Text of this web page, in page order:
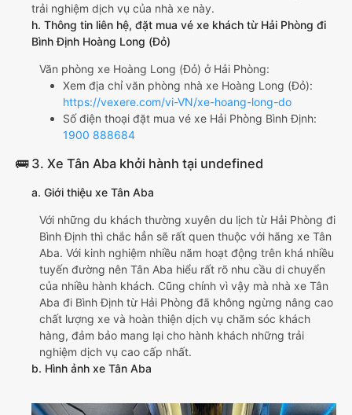
trải nghiệm dịch vụ của nhà xe này.
h. Thông tin liên hệ, đặt mua vé xe khách từ Hải Phòng đi
Bình Định Hoàng Long (Đỏ)
Văn phòng xe Hoàng Long (Đỏ) ở Hải Phòng:
Xem địa chỉ văn phòng nhà xe Hoàng Long (Đỏ):
https://vexere.com/vi-VN/xe-hoang-long-do
Số điện thoại đặt mua vé xe Hải Phòng Bình Định:
1900 888684
🚌 3. Xe Tân Aba khởi hành tại undefined
a. Giới thiệu xe Tân Aba
Với những du khách thường xuyên du lịch từ Hải Phòng đi
Bình Định thì chắc hẳn sẽ rất quen thuộc với hãng xe Tân
Aba. Với kinh nghiệm nhiều năm hoạt động trên khá nhiều
tuyến đường nên Tân Aba hiểu rất rõ nhu cầu di chuyển
của nhiều hành khách. Cũng chính vì vậy mà nhà xe Tân
Aba đi Bình Định từ Hải Phòng đã không ngừng nâng cao
chất lượng xe và hoàn thiện dịch vụ chăm sóc khách
hàng, đảm bảo mang lại cho hành khách những trải
nghiệm dịch vụ cao cấp nhất.
b. Hình ảnh xe Tân Aba